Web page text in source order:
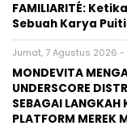
FAMILIARITÉ:
Sebuah Karya
Jumat, 7 Agustus 2026 -
MONDEVITA
UNDERSCORE
SEBAGAI LANGKAH
PLATFORM MEREK